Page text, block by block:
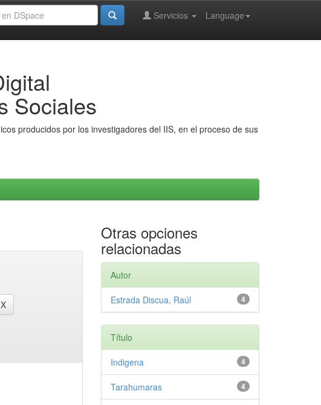
Language
Servicios
Sociales
producidos por los investigadores del IIS, en el proceso de sus
Otras opciones
relacionadas
Autor
4
Estrada Discua, Raúl
Título
4
Indigena
4
Tarahumaras